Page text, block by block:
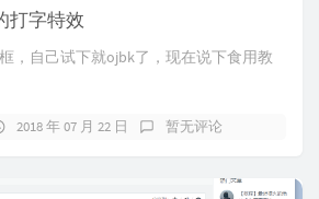
打字特效
，自己试下就ojbk了，现在说下食用教
2018 年 07 月 22 日 暂无评论